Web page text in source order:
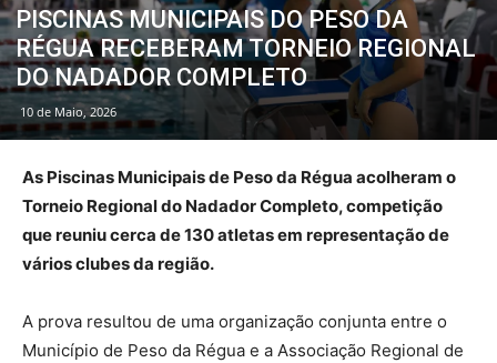
PISCINAS MUNICIPAIS DO PESO DA
RÉGUA RECEBERAM TORNEIO REGIONAL
DO NADADOR COMPLETO
10 de Maio, 2026
As Piscinas Municipais de Peso da Régua acolheram o
Torneio Regional do Nadador Completo, competição
que reuniu cerca de 130 atletas em representação de
vários clubes da região.
A prova resultou de uma organização conjunta entre o
Município de Peso da Régua e a Associação Regional de